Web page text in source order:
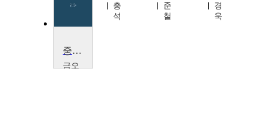
충
석
준
철
경
욱
중급회계연습문제풀이
금오